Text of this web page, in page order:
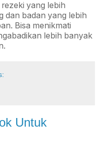
yang lebih
dan badan yang lebih
Bisa menikmati
lebih banyak
Untuk